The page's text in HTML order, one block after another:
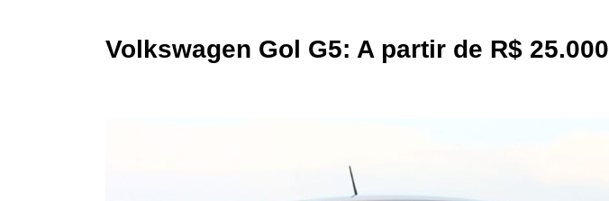
Volkswagen Gol G5: A partir de R$ 25.000